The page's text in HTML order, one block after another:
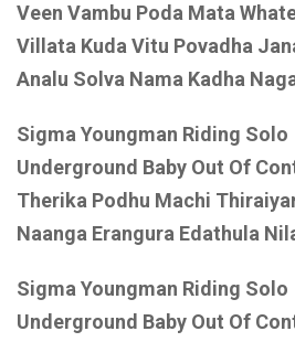
Veen Vambu Poda Mata
Villata Kuda Vitu Povadha
Analu Solva Nama Kadha
Sigma Youngman Riding Solo
Underground Baby Out Of
Therika Podhu Machi
Naanga Erangura Edathula
Sigma Youngman Riding Solo
Underground Baby Out Of